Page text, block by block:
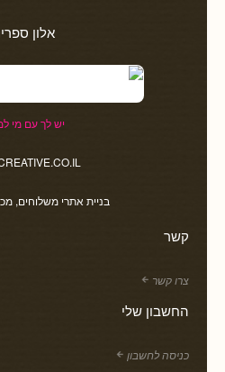
אלון
יש לך עם מי
בניית אתרי משלוחים,
קשר
צרו קשר
החשבון שלי
כניסה לחשבון